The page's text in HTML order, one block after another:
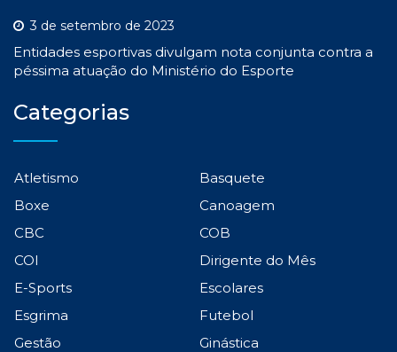
3 de setembro de 2023
Entidades esportivas divulgam nota conjunta contra a
péssima atuação do Ministério do Esporte
Categorias
Atletismo
Basquete
Boxe
Canoagem
CBC
COB
COI
Dirigente do Mês
E-Sports
Escolares
Esgrima
Futebol
Gestão
Ginástica